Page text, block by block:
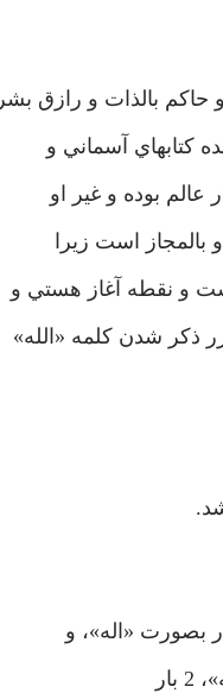
بالذات و رازق بشر
كتابهاي آسماني و
بوده و غير او
است زيرا
و نقطه آغاز هستي و
ذكر شدن كلمه «الله»